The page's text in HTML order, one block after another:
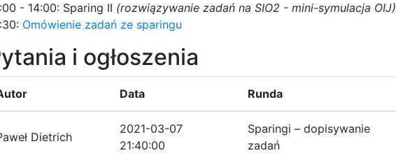
- 14:00: Sparing II (rozwiązywanie zadań na SIO2 - mini-symulacja OIJ)
Omówienie zadań ze sparingu
i ogłoszenia
Data Runda
Dietrich
2021-03-07
21:40:00
Sparingi – dopisywanie
zadań